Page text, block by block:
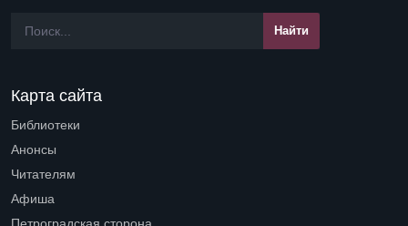
Карта сайта
Библиотеки
Анонсы
Читателям
Афиша